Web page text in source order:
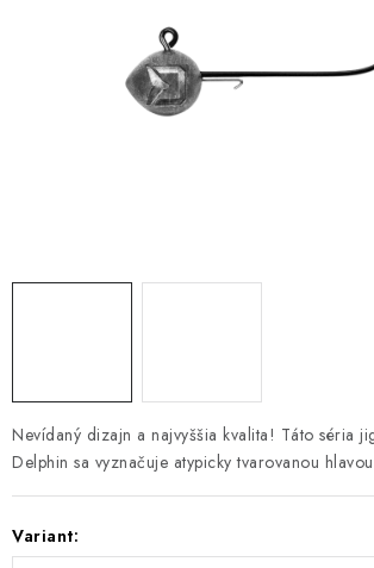
PRETEKÁRSKE SEDAČKY
KONTAKTY
Navštívte našu predajňu vo Dvoroch nad
Nevídaný dizajn a najvyššia kvalita! Táto séria
Delphin sa vyznačuje atypicky tvarovanou
Variant: